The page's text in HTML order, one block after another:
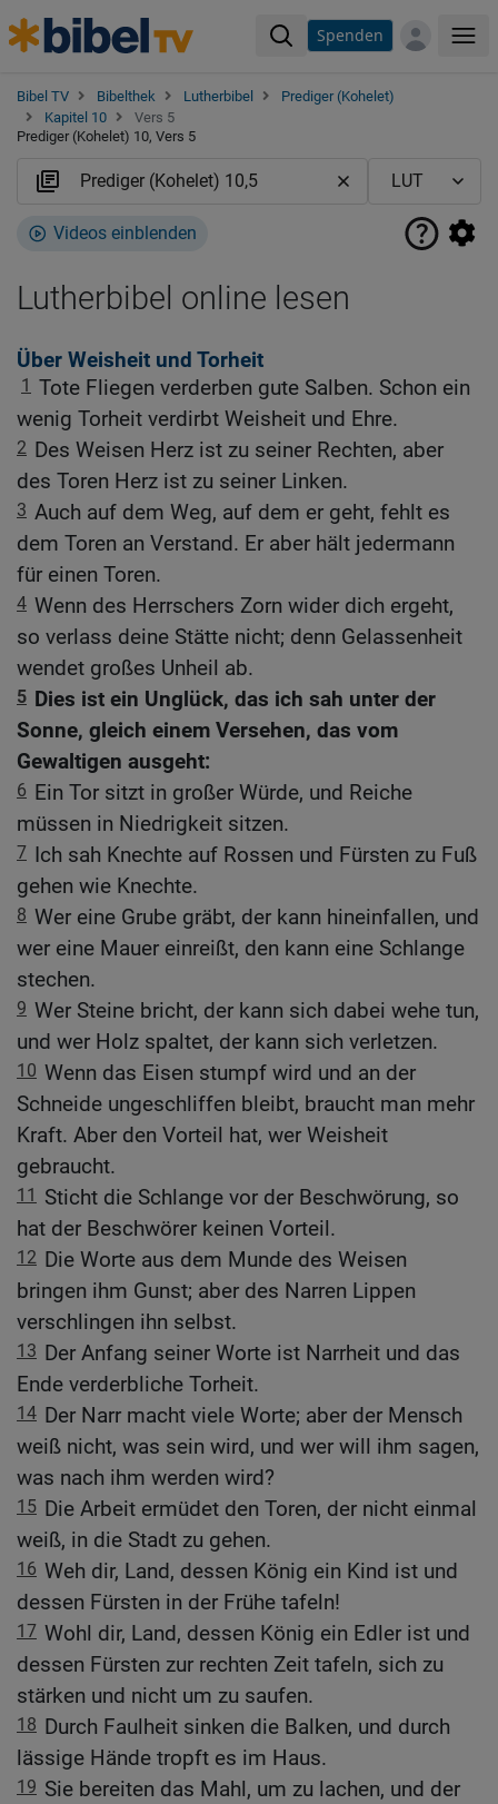
Spenden
Bibel TV Bibelthek Lutherbibel
Prediger (Kohelet)
Kapitel 10
Vers 5
Prediger (Kohelet) 10, Vers 5
Videos einblenden
Lutherbibel online lesen
Über Weisheit und Torheit
1 Tote Fliegen verderben gute Salben. Schon ein
wenig Torheit verdirbt Weisheit und Ehre.
2 Des Weisen Herz ist zu seiner Rechten, aber
des Toren Herz ist zu seiner Linken.
3 Auch auf dem Weg, auf dem er geht, fehlt es
dem Toren an Verstand. Er aber hält jedermann
für einen Toren.
4 Wenn des Herrschers Zorn wider dich ergeht,
so verlass deine Stätte nicht; denn Gelassenheit
wendet großes Unheil ab.
5 Dies ist ein Unglück, das ich sah unter der
Sonne, gleich einem Versehen, das vom
Gewaltigen ausgeht:
6 Ein Tor sitzt in großer Würde, und Reiche
müssen in Niedrigkeit sitzen.
7 Ich sah Knechte auf Rossen und Fürsten zu Fuß
gehen wie Knechte.
8 Wer eine Grube gräbt, der kann hineinfallen, und
wer eine Mauer einreißt, den kann eine Schlange
stechen.
9 Wer Steine bricht, der kann sich dabei wehe tun,
und wer Holz spaltet, der kann sich verletzen.
10 Wenn das Eisen stumpf wird und an der
Schneide ungeschliffen bleibt, braucht man mehr
Kraft. Aber den Vorteil hat, wer Weisheit
gebraucht.
11
Sticht die Schlange vor der Beschwörung, so
hat der Beschwörer keinen Vorteil.
12 Die Worte aus dem Munde des Weisen
bringen ihm Gunst; aber des Narren Lippen
verschlingen ihn selbst.
13 Der Anfang seiner Worte ist Narrheit und das
Ende verderbliche Torheit.
14 Der Narr macht viele Worte; aber der Mensch
weiß nicht, was sein wird, und wer will ihm sagen,
was nach ihm werden wird?
15 Die Arbeit ermüdet den Toren, der nicht einmal
weiß, in die Stadt zu gehen.
16 Weh dir, Land, dessen König ein Kind ist und
dessen Fürsten in der Frühe tafeln!
17 Wohl dir, Land, dessen König ein Edler ist und
dessen Fürsten zur rechten Zeit tafeln, sich zu
stärken und nicht um zu saufen.
18 Durch Faulheit sinken die Balken, und durch
lässige Hände tropft es im Haus.
19 Sie bereiten das Mahl, um zu lachen, und der